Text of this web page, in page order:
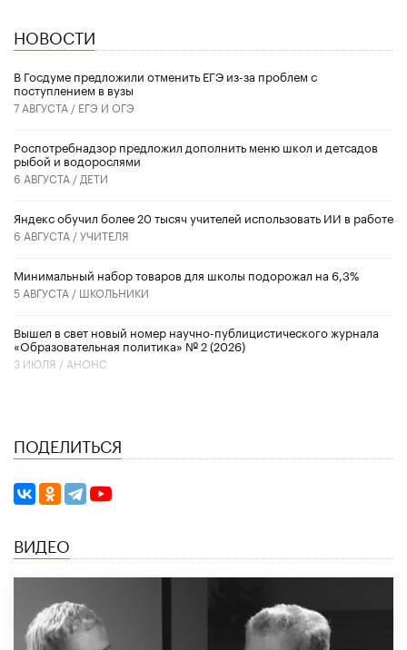
НОВОСТИ
В Госдуме предложили отменить ЕГЭ из-за проблем с
поступлением в вузы
7 АВГУСТА / ЕГЭ И ОГЭ
Роспотребнадзор предложил дополнить меню школ и детсадов
рыбой и водорослями
6 АВГУСТА / ДЕТИ
​Яндекс обучил более 20 тысяч учителей использовать ИИ в работе
6 АВГУСТА /УЧИТЕЛЯ
Минимальный набор товаров для школы подорожал на 6,3%
5 АВГУСТА / ШКОЛЬНИКИ
Вышел в свет новый номер научно-публицистического журнала
«Образовательная политика» № 2 (2026)
3 ИЮЛЯ / АНОНС
ПОДЕЛИТЬСЯ
ВИДЕО